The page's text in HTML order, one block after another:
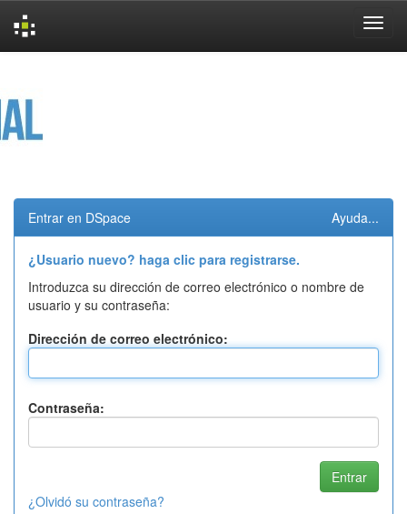
Entrar en DSpace Ayuda...
¿Usuario nuevo? haga clic para registrarse.
Introduzca su dirección de correo electrónico o nombre de
usuario y su contraseña:
Dirección de correo electrónico:
Contraseña:
¿Olvidó su contraseña?